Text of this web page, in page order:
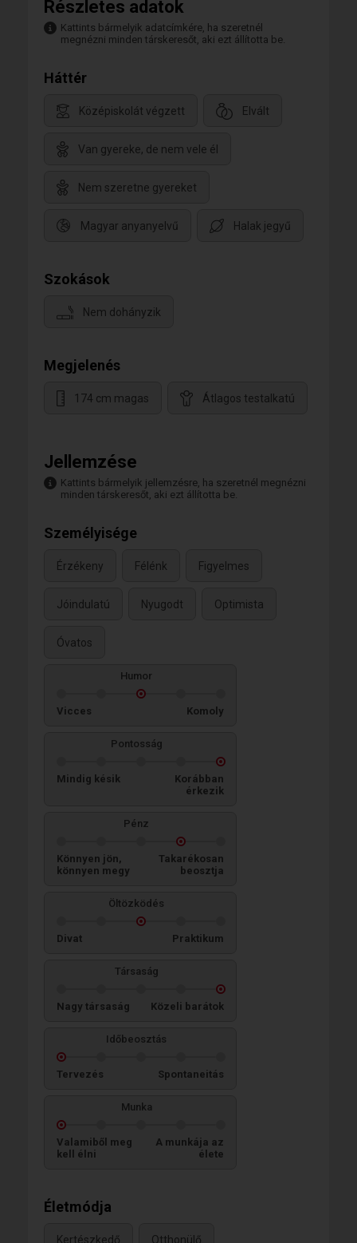
Részletes adatok
Kattints bármelyik adatcímkére, ha szeretnél
megnézni minden társkeresőt, aki ezt állította be.
Háttér
Középiskolát végzett Elvált
Van gyereke, de nem vele él
Nem szeretne gyereket
Magyar anyanyelvű Halak jegyű
Szokások
Nem dohányzik
Megjelenés
174 cm magas Átlagos testalkatú
Jellemzése
Kattints bármelyik jellemzésre, ha szeretnél megnézni
minden társkeresőt, aki ezt állította be.
Személyisége
Érzékeny Félénk Figyelmes
Jóindulatú Nyugodt Optimista
Óvatos
Humor
Vicces Komoly
Pontosság
Mindig késik
Korábban
érkezik
Pénz
Könnyen jön,
könnyen megy
Takarékosan
beosztja
Öltözködés
Divat Praktikum
Társaság
Nagy társaság Közeli barátok
Időbeosztás
Tervezés Spontaneitás
Munka
Valamiből meg
kell élni
A munkája az
élete
Életmódja
Kertészkedő Otthonülő